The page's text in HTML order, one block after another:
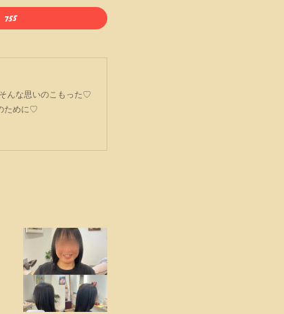
んな思いのこもった♡
ために♡